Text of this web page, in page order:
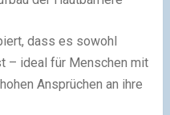
dass es sowohl
– ideal für Menschen mit
Ansprüchen an ihre